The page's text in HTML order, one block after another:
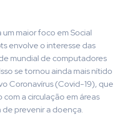
maior foco em Social
envolve o interesse das
mundial de computadores
se tornou ainda mais nítido
Coronavírus (Covid-19), que
a circulação em áreas
de prevenir a doença.